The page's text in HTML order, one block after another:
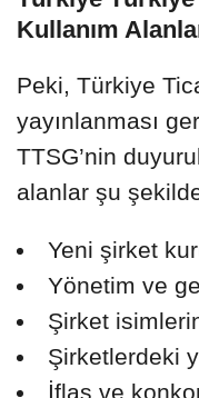
Kullanım
Peki, Türkiye
yayınlanması
TTSG’nin
alanlar şu
Yeni şirket
Yönetim ve
Şirket
Şirketlerdeki
İflas ve